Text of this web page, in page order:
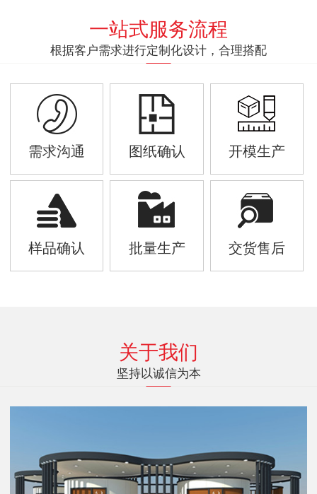
一站式服务流程
根据客户需求进行定制化设计，合理搭配
需求沟通 图纸确认 开模生产
样品确认 批量生产 交货售后
关于我们
坚持以诚信为本